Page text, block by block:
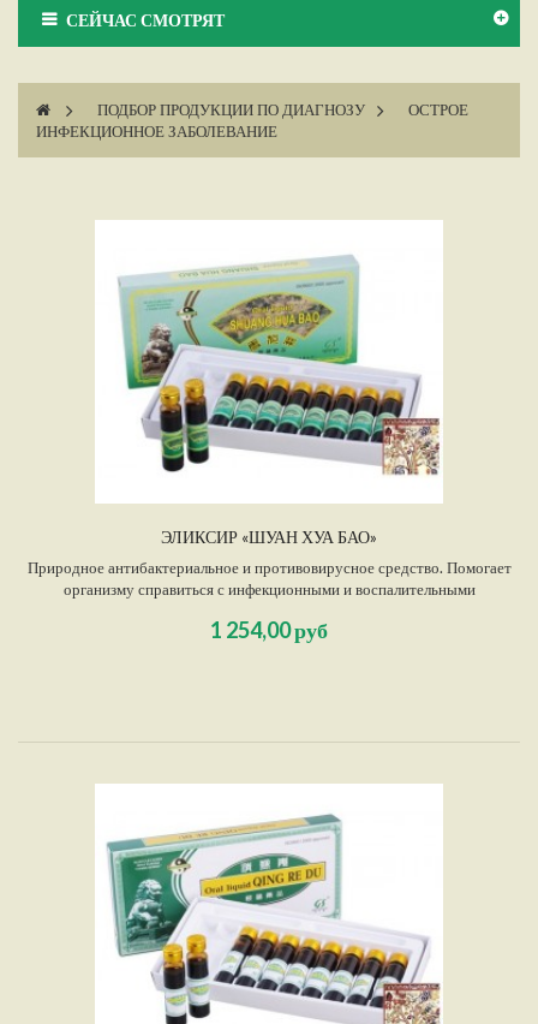
СЕЙЧАС СМОТРЯТ
> ПОДБОР ПРОДУКЦИИ ПО ДИАГНОЗУ >
ОСТРОЕ
ИНФЕКЦИОННОЕ ЗАБОЛЕВАНИЕ
ЭЛИКСИР «ШУАН ХУА БАО»
Природное антибактериальное и противовирусное средство. Помогает
организму справиться с инфекционными и воспалительными
Предупреждает ОРВИ, в том числе грипп. Очень эффективен при лечении
1 254,00 руб